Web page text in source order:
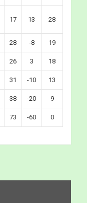
17 13 28
28 -8 19
26 3 18
31 -10 13
38 -20 9
73 -60 0